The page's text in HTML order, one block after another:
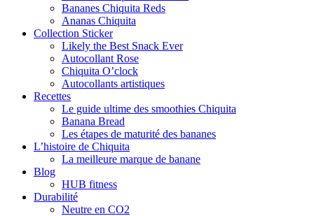
Bananes Chiquita Reds
Ananas Chiquita
Collection Sticker
Likely the Best Snack Ever
Autocollant Rose
Chiquita O’clock
Autocollants artistiques
Recettes
Le guide ultime des smoothies Chiquita
Banana Bread
Les étapes de maturité des bananes
L’histoire de Chiquita
La meilleure marque de banane
Blog
HUB fitness
Durabilité
Neutre en CO2